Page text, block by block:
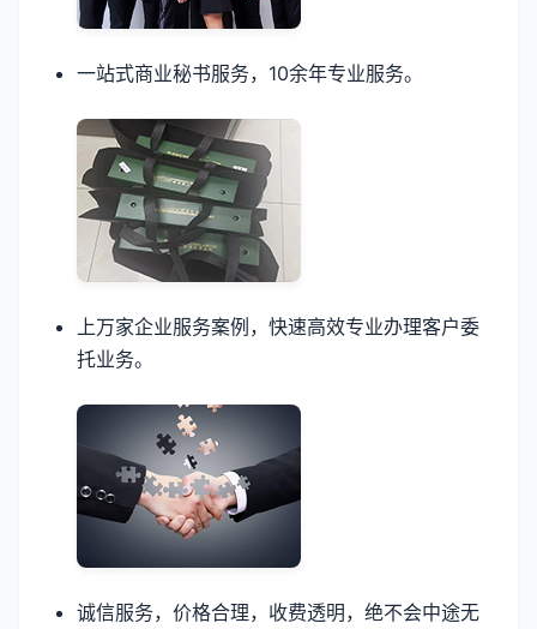
一站式商业秘书服务，10余年专业服务。
上万家企业服务案例，快速高效专业办理客户委
托业务。
诚信服务，价格合理，收费透明，绝不会中途无